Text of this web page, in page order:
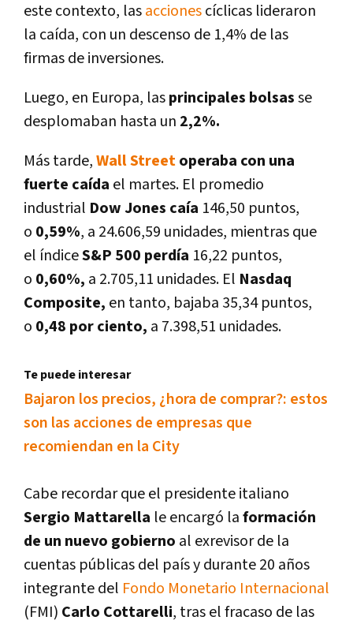
este contexto, lasaccionescí­clicas lideraron
la caí­da, con un descenso de 1,4% de las
firmas de inversiones.
Luego, en Europa, lasprincipales bolsasse
desplomaban hasta un 2,2%.
Más tarde,Wall Streetoperaba con una
fuerte caí­da el martes. El promedio
industrial Dow Jones caí­a 146,50 puntos,
o 0,59%, a 24.606,59 unidades, mientras que
el í­ndiceS&P 500 perdí­a 16,22 puntos,
o 0,60%, a 2.705,11 unidades. El Nasdaq
Composite, en tanto, bajaba 35,34 puntos,
o 0,48 por ciento, a 7.398,51 unidades.
Te puede interesar
Bajaron los precios, ¿hora de comprar?: estos
son las acciones de empresas que
recomiendan en la City
Cabe recordar que el presidente italiano
Sergio Mattarella le encargó laformación
de un nuevo gobierno al exrevisor de la
cuentas públicas del paí­s y durante 20 años
integrante del Fondo Monetario Internacional
(FMI) Carlo Cottarelli, tras el fracaso de las